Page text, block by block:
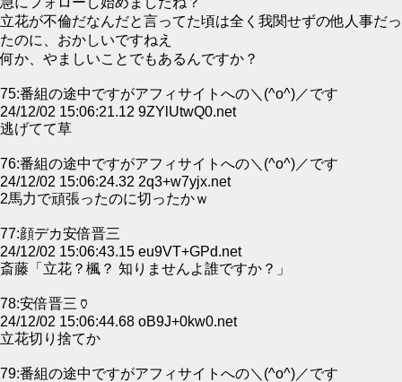
立花が不倫だなんだと言ってた頃は全く我関せずの他人事だっ
たのに、おかしいですねえ
何か、やましいことでもあるんですか？
75:番組の途中ですがアフィサイトへの＼(^o^)／です
24/12/02 15:06:21.12 9ZYlUtwQ0.net
逃げてて草
76:番組の途中ですがアフィサイトへの＼(^o^)／です
24/12/02 15:06:24.32 2q3+w7yjx.net
2馬力で頑張ったのに切ったかｗ
77:顔デカ安倍晋三
24/12/02 15:06:43.15 eu9VT+GPd.net
斎藤「立花？楓？ 知りませんよ誰ですか？」
78:安倍晋三🏺
24/12/02 15:06:44.68 oB9J+0kw0.net
立花切り捨てか
79:番組の途中ですがアフィサイトへの＼(^o^)／です